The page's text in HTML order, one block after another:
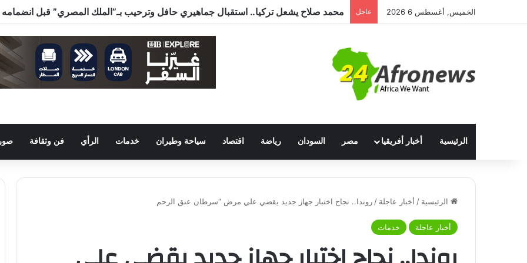
الخميس, أغسطس 6 2026 عاجل
الرئيسية أخبار أفريقيا مصر السودان رياضة اقتصاد سياحة وطيران خدمات الرأي فن وثقافة
الرئيسية / أخبار عاجلة / روندا.. نجاح اختبار جهاز جديد يقضي علي مرض “سرطان عنق الرحم
أخبار عاجلة خدمات